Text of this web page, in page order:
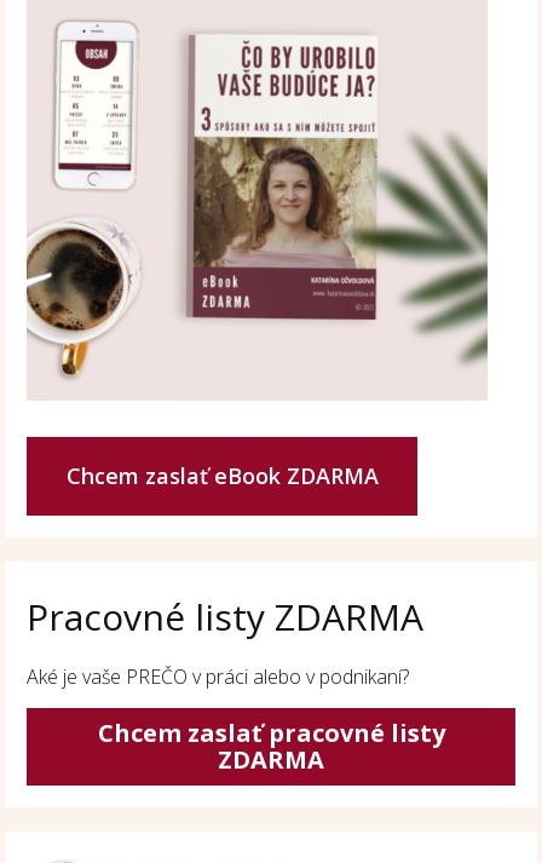
Chcem zaslať eBook ZDARMA
Pracovné listy ZDARMA
Aké je vaše PREČO v práci alebo v podnikaní?
Chcem zaslať pracovné listy
ZDARMA